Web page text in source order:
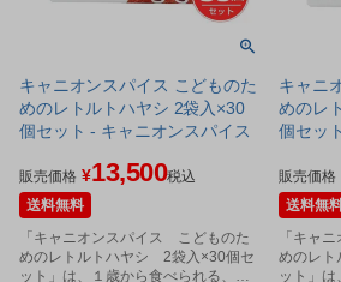
キャニオンスパイス こどものた
めのレトルトハヤシ 2袋入×30
個セット - キャニオンスパイス
販売価格 ¥13,500税込
送料無料
「キャニオンスパイス こどものた
めのレトルトハヤシ 2袋入×30個セ
ット」は、１歳から食べられる、や
キャニ
めのレ
個セッ
販売価格
送料無
「キャ
めのレ
ット」